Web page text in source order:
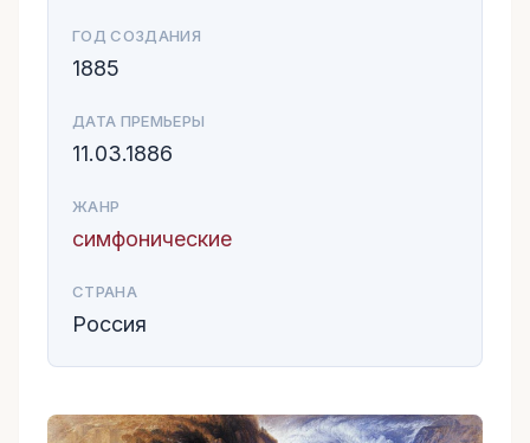
ГОД СОЗДАНИЯ
1885
ДАТА ПРЕМЬЕРЫ
11.03.1886
ЖАНР
симфонические
СТРАНА
Россия